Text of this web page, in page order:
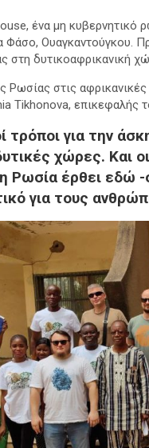
ένα μη κυβερνητικό
Ουαγκαντούγκου.
στη δυτικοαφρικανική
Ρωσίας στις
Tikhonova, επικεφαλής
τρόποι για την
χώρες. Και
Ρωσία έρθει εδώ -
για τους